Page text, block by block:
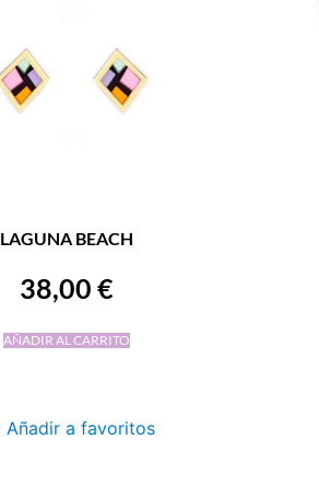
LAGUNA BEACH
38,00€
AÑADIR AL CARRITO
Añadir a favoritos